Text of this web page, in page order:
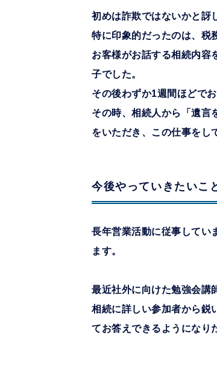
初めは詐欺ではないかと訝
特に印象的だったのは、税
お客様がお話する相続内容
子でした。
その後わずか1週間ほどで
その時、相続人から「遺言
をいただき、この仕事をし
今後やっていきたいこ
長年営業活動に従事してい
ます。
最近社外に向けた勉強会講
相続に詳しい参加者から鋭
てお答えできるようになり